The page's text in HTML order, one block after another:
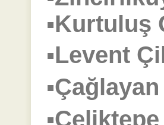
▪Levent